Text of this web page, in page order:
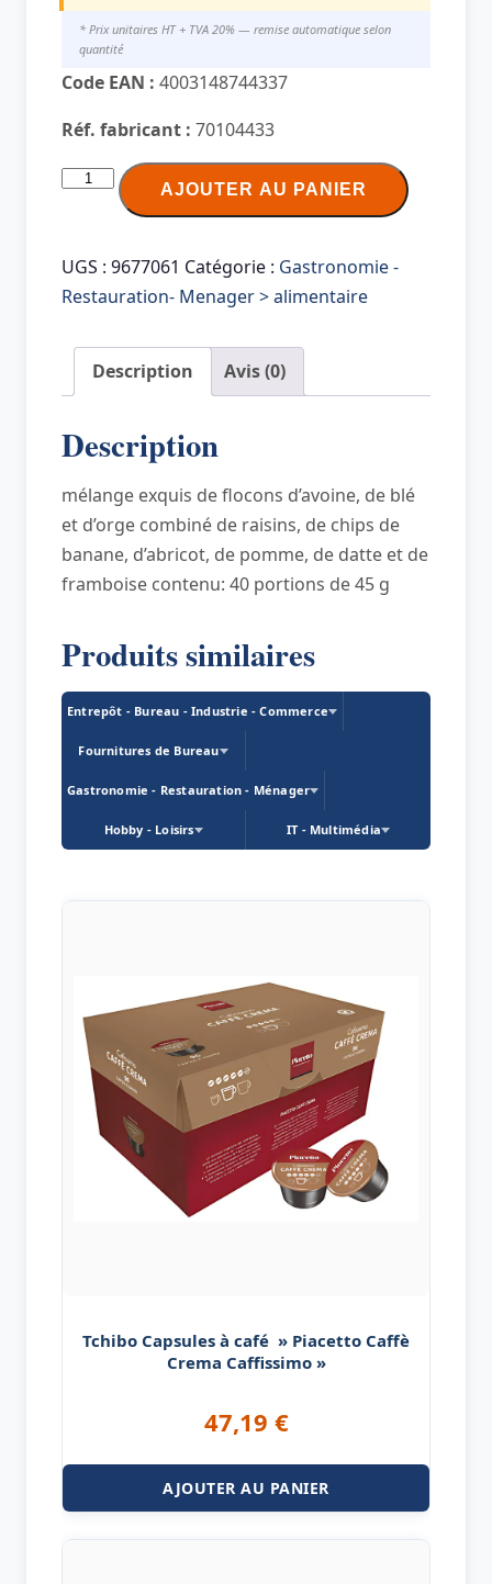
* Prix unitaires HT + TVA 20% — remise automatique selon
quantité
Code EAN : 4003148744337
Réf. fabricant : 70104433
quantité
Muesli
aux
bio,
portion
45
g
AJOUTER AU PANIER
UGS : 9677061 Catégorie : Gastronomie -
Restauration- Menager > alimentaire
Description Avis (0)
Description
mélange exquis de flocons d’avoine, de blé
et d’orge combiné de raisins, de chips de
banane, d’abricot, de pomme, de datte et de
framboise contenu: 40 portions de 45 g
Produits similaires
Entrepôt - Bureau - Industrie - Commerce
Fournitures de Bureau
Gastronomie - Restauration - Ménager
Hobby - Loisirs IT - Multimédia
Tchibo Capsules à café » Piacetto Caffè
Crema Caffissimo »
47,19 €
AJOUTER AU PANIER